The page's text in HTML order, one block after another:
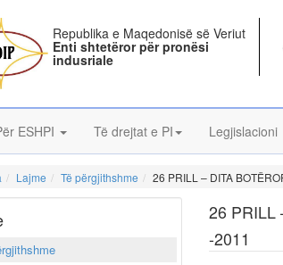
Republika e Maqedonisë së Veriut
Enti shtetëror për pronësi
indusriale
ESHPI Të drejtat e PI Legjislacioni
Lajme Të përgjithshme 26 PRILL – DITA
26 PRILL
-2011